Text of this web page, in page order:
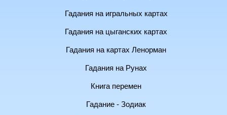
Гадания на игральных картах
Гадания на цыганских картах
Гадания на картах Ленорман
Гадания на Рунах
Книга перемен
Гадание - Зодиак